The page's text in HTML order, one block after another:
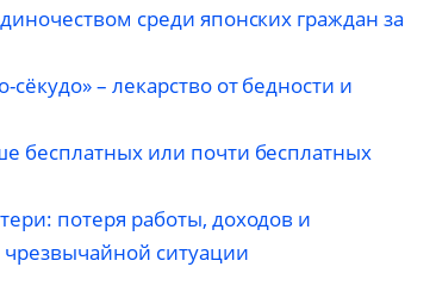
среди японских граждан за
– лекарство от бедности и
бесплатных или почти бесплатных
потеря работы, доходов и
ситуации